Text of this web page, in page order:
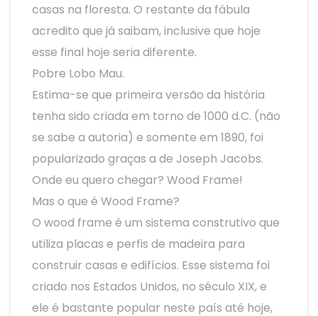
casas na floresta. O restante da fábula
acredito que já saibam, inclusive que hoje
esse final hoje seria diferente.
Pobre Lobo Mau.
Estima-se que primeira versão da história
tenha sido criada em torno de 1000 d.C. (não
se sabe a autoria) e somente em 1890, foi
popularizado graças a de Joseph Jacobs.
Onde eu quero chegar? Wood Frame!
Mas o que é Wood Frame?
O wood frame é um sistema construtivo que
utiliza placas e perfis de madeira para
construir casas e edifícios. Esse sistema foi
criado nos Estados Unidos, no século XIX, e
ele é bastante popular neste país até hoje,